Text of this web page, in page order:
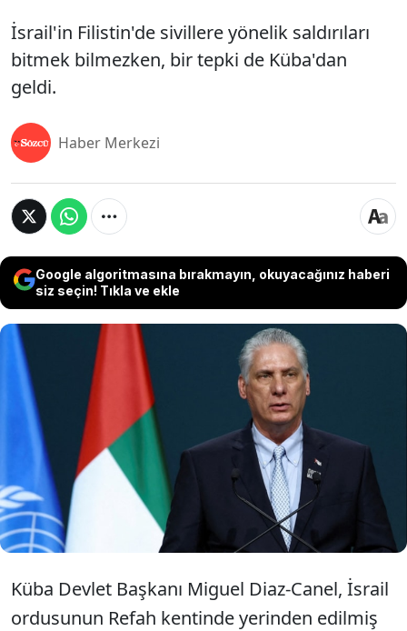
İsrail'in Filistin'de sivillere yönelik saldırıları
bitmek bilmezken, bir tepki de Küba'dan
geldi.
Haber Merkezi
Google algoritmasına bırakmayın, okuyacağınız haberi
siz seçin! Tıkla ve ekle
İsrail'in Filistin'de sivillere yönelik
saldırıları bitmek bilmezken, bir
tepki de Küba'dan geldi.
Küba Devlet Başkanı Miguel Diaz-Canel, İsrail
ordusunun Refah kentinde yerinden edilmiş